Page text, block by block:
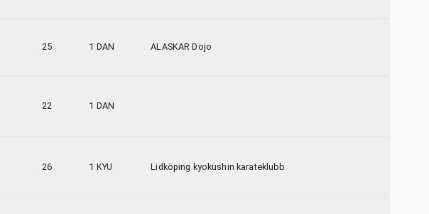
25 1 DAN ALASKAR Dojo
22 1 DAN
26 1 KYU Lidköping kyokushin karateklubb